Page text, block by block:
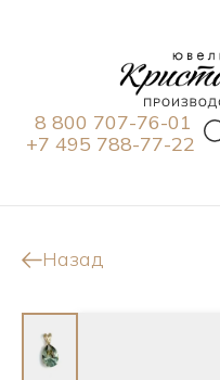
8 800 707-76-01
+7 495 788-77-22
Назад